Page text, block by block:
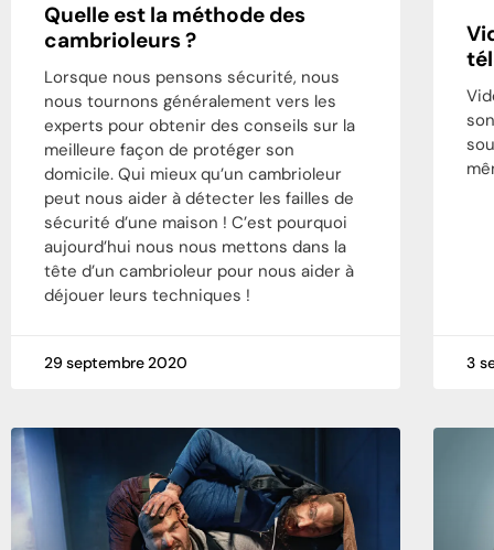
Quelle est la méthode des
cambrioleurs ?
Lorsque nous pensons sécurité, nous
nous tournons généralement vers les
experts pour obtenir des conseils sur la
meilleure façon de protéger son
domicile. Qui mieux qu’un cambrioleur
peut nous aider à détecter les failles de
sécurité d’une maison ! C’est pourquoi
aujourd’hui nous nous mettons dans la
tête d’un cambrioleur pour nous aider à
déjouer leurs techniques !
29 septembre 2020 3